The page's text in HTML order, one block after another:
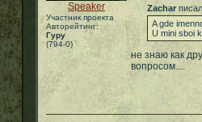
Speaker
Участник проекта
Авторейтинг:
Гуру
(794-0)
Zachar
A gde
U mini sboi
не знаю как
вопросом....